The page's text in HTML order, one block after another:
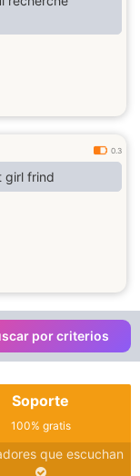
0.3
girl frind
por criterios
Soporte
100% gratis
que escuchan